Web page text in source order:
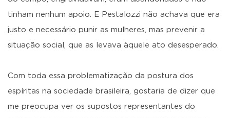
tinham nenhum apoio. E Pestalozzi não achava que era
justo e necessário punir as mulheres, mas prevenir a
situação social, que as levava àquele ato desesperado.
Com toda essa problematização da postura dos
espíritas na sociedade brasileira, gostaria de dizer que
me preocupa ver os supostos representantes do